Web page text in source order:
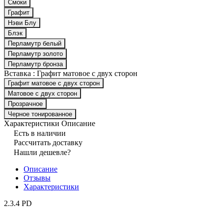
Смоки
Графит
Нэви Блу
Блэк
Перламутр белый
Перламутр золото
Перламутр бронза
Вставка : Графит матовое с двух сторон
Графит матовое с двух сторон
Матовое с двух сторон
Прозрачное
Черное тонированное
Характеристики Описание
Есть в наличии
Рассчитать доставку
Нашли дешевле?
Описание
Отзывы
Характеристики
2.3.4 PD